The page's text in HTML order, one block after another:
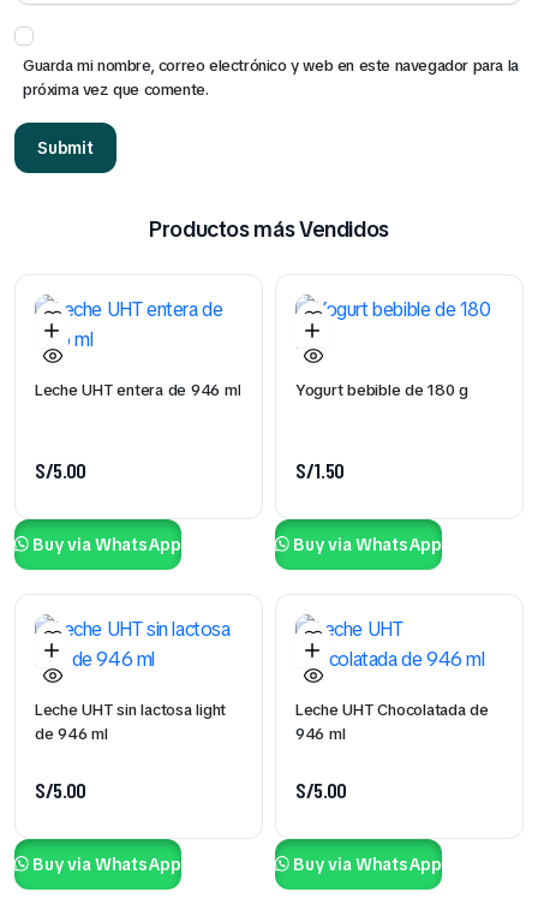
Guarda mi nombre, correo electrónico y web en este navegador para la
próxima vez que comente.
Productos más Vendidos
Leche UHT entera de 946 ml
S/5.00
Buy via WhatsApp
Yogurt bebible de 180 g
S/1.50
Buy via WhatsApp
Leche UHT sin lactosa light
de 946 ml
S/5.00
Buy via WhatsApp
Leche UHT Chocolatada de
946 ml
S/5.00
Buy via WhatsApp